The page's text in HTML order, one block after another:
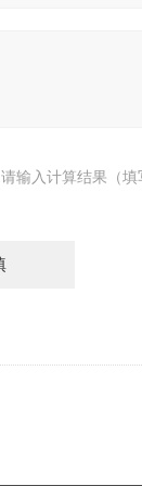
请输入计算结果（